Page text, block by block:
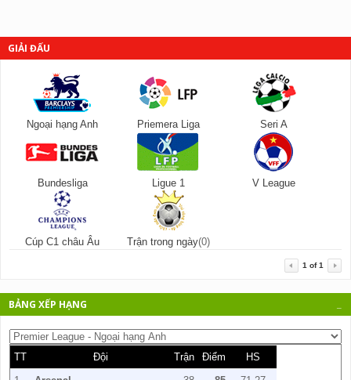
GIẢI ĐẤU
Ngoại hạng Anh Priemera Liga Seri A
Bundesliga Ligue 1 V League
Cúp C1 châu Âu Trận trong ngày(0)
1 of1
BẢNG XẾP HẠNG
TT Đội Trận Điểm
HS